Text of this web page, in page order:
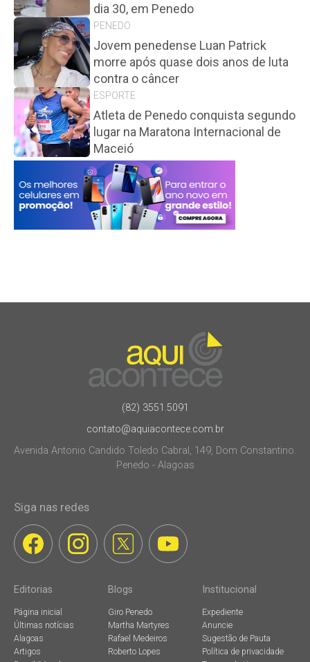
dia 30, em Penedo
PENEDO
Jovem penedense Luan Patrick
morre após quase dois anos de luta
contra o câncer
ESPORTE
Atleta de Penedo conquista segundo
lugar na Maratona Internacional de
Maceió
(82) 3551.5091
contato@aquiacontece.com.br
Avenida Antonio Candido Toledo Cabral, 149, Dom Constantino.
Penedo - Alagoas
Siga nas redes
Editorias
Página inicial
Últimas notícias
Alagoas
Artigos
Blogs
Giro Penedo
Martha Martyres
Rafael Medeiros
Roberto Lopes
Institucional
Expediente
Anuncie
Sugestão de Pauta
Política de privacidade